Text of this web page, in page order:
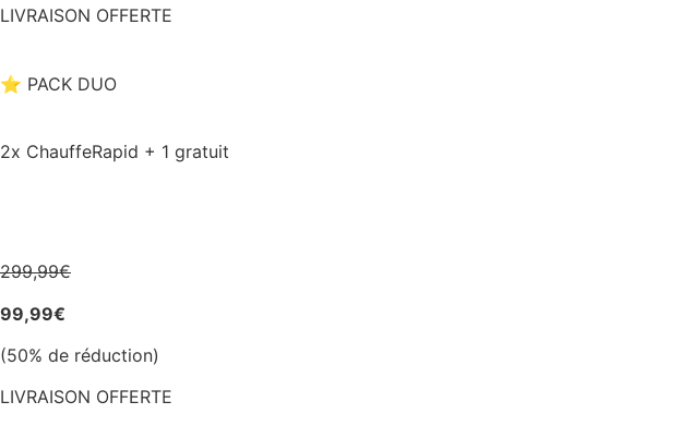
LIVRAISON OFFERTE
⭐ PACK DUO
2x ChauffeRapid + 1 gratuit
299,99€
99,99€
(50% de réduction)
LIVRAISON OFFERTE